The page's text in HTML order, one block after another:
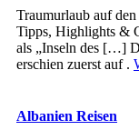
Traumurlaub auf
Tipps, Highlights &
als „Inseln des […]
erschien zuerst auf .
Albanien Reisen